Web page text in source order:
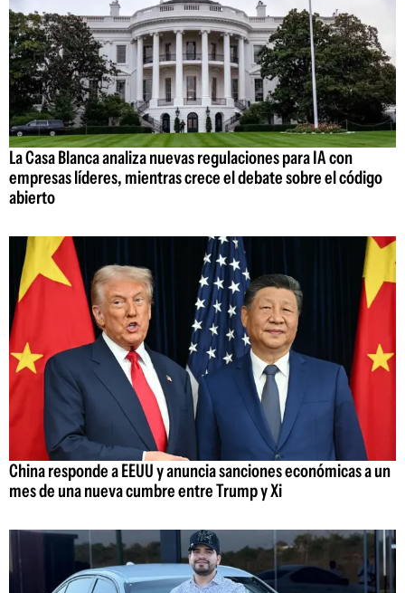
La Casa Blanca analiza nuevas regulaciones para IA con
empresas líderes, mientras crece el debate sobre el código
abierto
China responde a EEUU y anuncia sanciones económicas a un
mes de una nueva cumbre entre Trump y Xi